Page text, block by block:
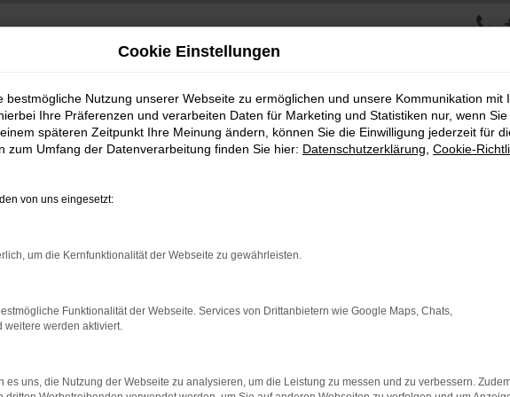
bestimmter Seiten verhindern. Funktioniert die Seite in einem anderen
beheben.
auf dem neuesten Stand sind.
Cookie Einstellungen
bestmögliche Nutzung unserer Webseite zu ermöglichen und unsere Kommunikation mit
Ihre Präferenzen und verarbeiten Daten für Marketing und Statistiken nur, wenn
späteren Zeitpunkt Ihre Meinung ändern, können Sie die Einwilligung jederzeit für
zum Umfang der Datenverarbeitung finden Sie hier: Datenschutzerklärung Cookie-
von uns eingesetzt:
um die Kernfunktionalität der Webseite zu gewährleisten.
Funktionalität der Webseite. Services von Drittanbietern wie Google Maps, Chats,
weitere werden aktiviert.
es uns, die Nutzung der Webseite zu analysieren, um die Leistung zu messen und zu verbessern.